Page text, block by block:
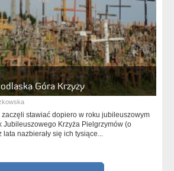
Góra Krzyży
zaczęli stawiać dopiero w roku jubileuszowym
Jubileuszowego Krzyża Pielgrzymów (o
lata nazbierały się ich tysiące...